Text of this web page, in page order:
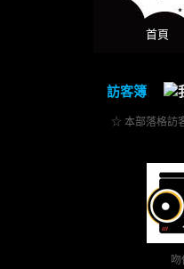
首頁
訪客簿
☆ 本部落格訪
吻